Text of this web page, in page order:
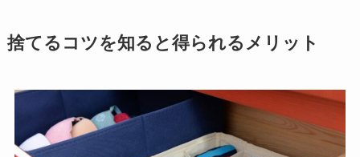
捨てるコツを知ると得られるメリット